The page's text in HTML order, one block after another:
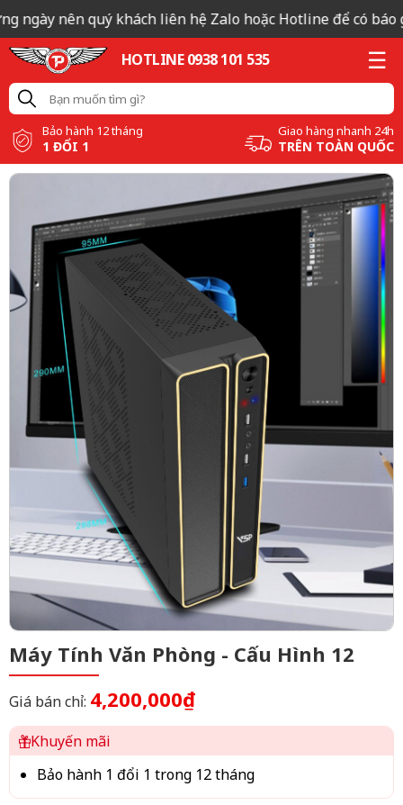
ngày nên quý khách liên hệ Zalo hoặc Hotline để có báo
HOTLINE 0938 101 535
Bảo hành 12 tháng
1 ĐỔI 1
Giao hàng nhanh 24h
TRÊN TOÀN QUỐC
Máy Tính Văn Phòng - Cấu Hình 12
Giá bán chỉ: 4,200,000₫
Khuyến mãi
Bảo hành 1 đổi 1 trong 12 tháng